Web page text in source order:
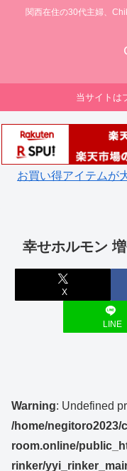
関西在住の30代主婦、
当サイトは
お買い得アイテムが
幸せホルモン
X
LINE
Warning: Undefined
/home/negitoro2023/
room.online/
rinker/